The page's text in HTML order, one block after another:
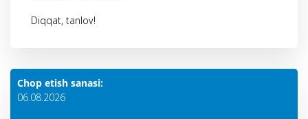
Diqqat, tanlov!
Chop etish sanasi:
06.08.2026